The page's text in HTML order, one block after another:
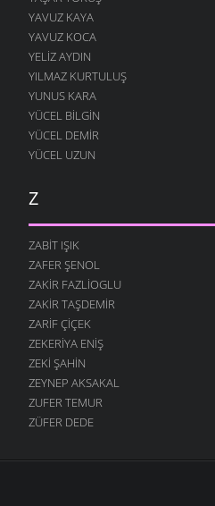
YAVUZ KAYA
YAVUZ KOCA
YELIZ AYDIN
YILMAZ KURTULUŞ
YUNUS KARA
YÜCEL BILGIN
YÜCEL DEMIR
YÜCEL UZUN
Z
ZABIT IŞIK
ZAFER ŞENOL
ZAKIR FAZLIOGLU
ZAKIR TAŞDEMIR
ZARIF ÇIÇEK
ZEKERIYA ENIŞ
ZEKI ŞAHIN
ZEYNEP AKSAKAL
ZUFER TEMUR
ZÜFER DEDE